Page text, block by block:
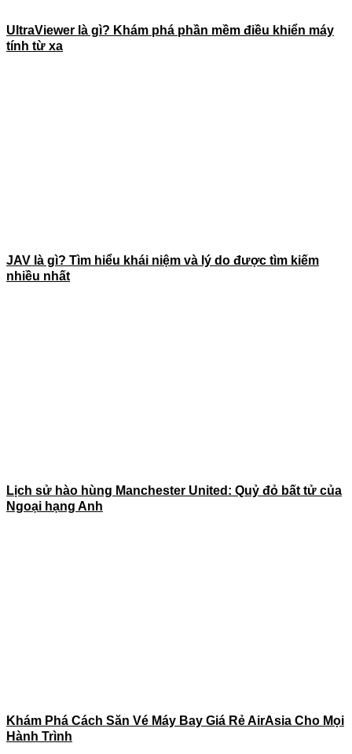
UltraViewer là gì? Khám phá phần mềm điều khiển máy
tính từ xa
JAV là gì? Tìm hiểu khái niệm và lý do được tìm kiếm
nhiều nhất
Lịch sử hào hùng Manchester United: Quỷ đỏ bất tử của
Ngoại hạng Anh
Khám Phá Cách Săn Vé Máy Bay Giá Rẻ AirAsia Cho Mọi
Hành Trình